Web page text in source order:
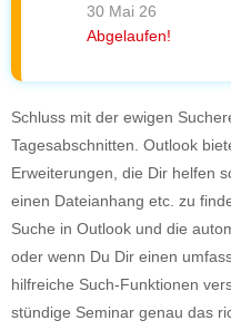
30 Mai 26
Abgelaufen!
Schluss mit der ewigen
Tagesabschnitten. Outlook
Erweiterungen, die Dir helfen
einen Dateianhang etc. zu
Suche in Outlook und die
oder wenn Du Dir einen
hilfreiche Such-Funktionen
stündige Seminar genau das